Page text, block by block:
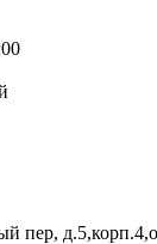
пер,